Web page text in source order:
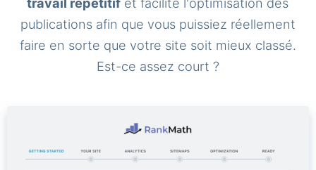
publications afin que vous puissiez réellement
faire en sorte que votre site soit mieux classé.
Est-ce assez court ?